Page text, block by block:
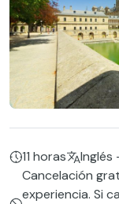
11 horas
Inglés
Cancelación
experiencia. Si